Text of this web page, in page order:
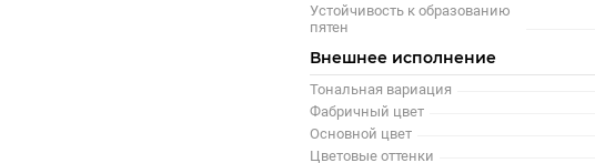
Устойчивость к образованию
пятен
Внешнее исполнение
Тональная вариация
Фабричный цвет
Основной цвет
Цветовые оттенки